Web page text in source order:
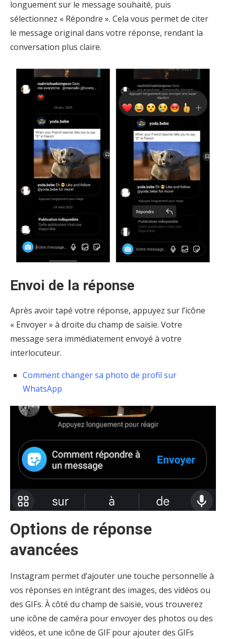
longuement sur le message souhaité, puis
sélectionnez « Répondre ». Cela vous permet de citer
le message original dans votre réponse, rendant la
conversation plus claire.
Envoi de la réponse
Après avoir tapé votre réponse, appuyez sur l’icône
« Envoyer » à droite du champ de saisie. Votre
message sera immédiatement envoyé à votre
interlocuteur.
Comment changer sa photo de profil sur
WhatsApp
Options de réponse
avancées
Instagram permet d’ajouter une touche personnelle à
vos réponses en intégrant des images, des vidéos ou
des GIFs. À côté du champ de saisie, vous trouverez
une icône de caméra pour envoyer des photos ou des
vidéos, et une icône de GIF pour ajouter des GIFs